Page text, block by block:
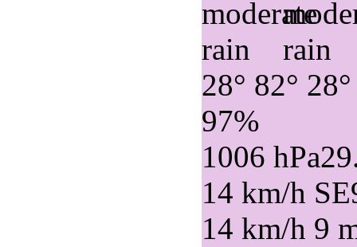
28° 82° 28°
97%
1006 hPa
14 km/h SE
14 km/h 9